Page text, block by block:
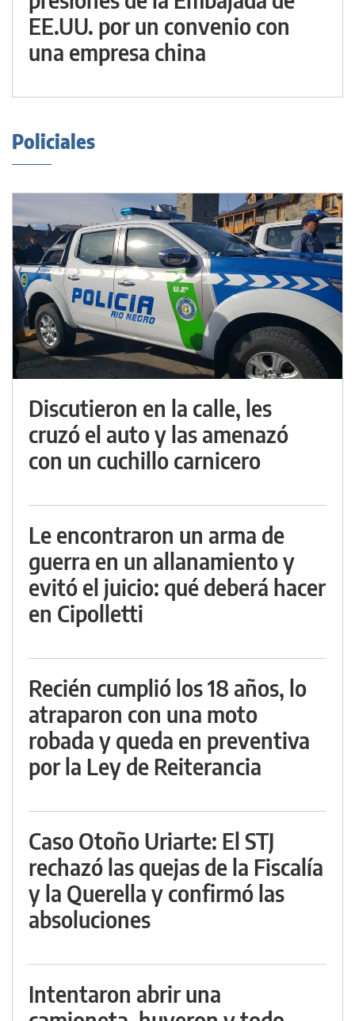
EE.UU. por un convenio con
una empresa china
Policiales
Discutieron en la calle, les
cruzó el auto y las amenazó
con un cuchillo carnicero
Le encontraron un arma de
guerra en un allanamiento y
evitó el juicio: qué deberá hacer
en Cipolletti
Recién cumplió los 18 años, lo
atraparon con una moto
robada y queda en preventiva
por la Ley de Reiterancia
Caso Otoño Uriarte: El STJ
rechazó las quejas de la Fiscalía
y la Querella y confirmó las
absoluciones
Intentaron abrir una